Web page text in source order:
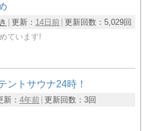
更新： 14日前 更新回数： 5,029回
ています!
ントサウナ24時！
新： 4年前 更新回数： 3回